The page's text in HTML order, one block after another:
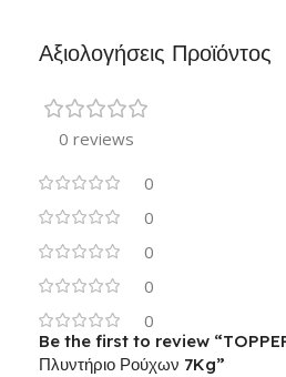
Αξιολογήσεις Προϊόντος
0 reviews
0
0
0
0
0
Be the first to review
Πλυντήριο Ρούχων 7Kg”